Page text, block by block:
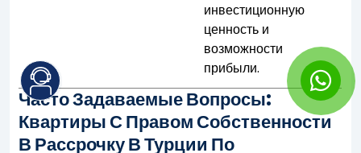
инвестиционную
ценность и
возможности
прибыли.
Часто Задаваемые Вопросы:
Квартиры С Правом Собственности
В Рассрочку В Турции По